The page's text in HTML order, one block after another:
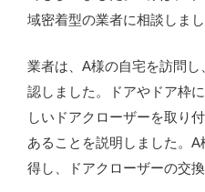
域密着型の業者に相談しまし
業者は、A様の自宅を訪問
認しました。ドアやドア枠
しいドアクローザーを取り
あることを説明しました。
得し、ドアクローザーの交